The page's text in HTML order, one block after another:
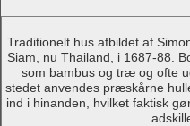
Traditionelt hus afbildet af
Siam, nu Thailand, i 1687-88.
som bambus og træ og ofte
stedet anvendes præskårne
ind i hinanden, hvilket faktisk